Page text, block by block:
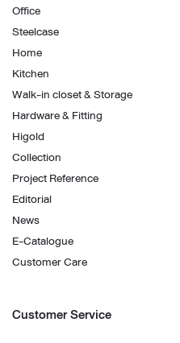
Office
Steelcase
Home
Kitchen
Walk-in closet & Storage
Hardware & Fitting
Higold
Collection
Project Reference
Editorial
News
E-Catalogue
Customer Care
Customer Service